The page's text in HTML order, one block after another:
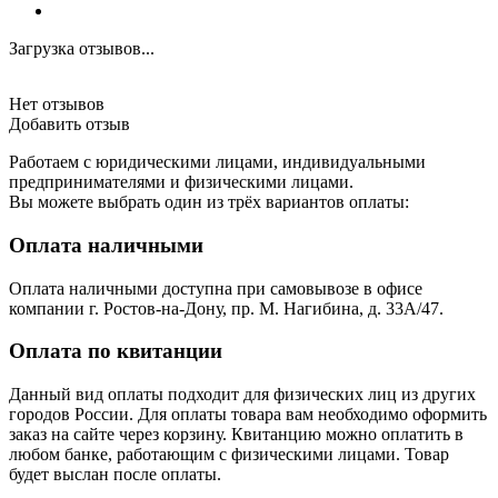
Загрузка отзывов...
Нет отзывов
Добавить отзыв
Работаем с юридическими лицами, индивидуальными
предпринимателями и физическими лицами.
Вы можете выбрать один из трёх вариантов оплаты:
Оплата наличными
Оплата наличными доступна при самовывозе в офисе
компании г. Ростов-на-Дону, пр. М. Нагибина, д. 33А/47.
Оплата по квитанции
Данный вид оплаты подходит для физических лиц из других
городов России. Для оплаты товара вам необходимо оформить
заказ на сайте через корзину. Квитанцию можно оплатить в
любом банке, работающим с физическими лицами. Товар
будет выслан после оплаты.